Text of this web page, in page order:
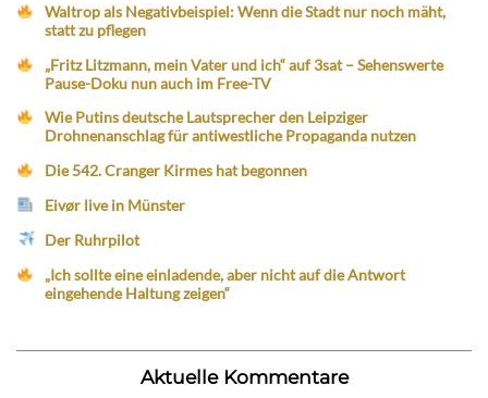
Waltrop als Negativbeispiel: Wenn die Stadt nur noch mäht,
statt zu pflegen
„Fritz Litzmann, mein Vater und ich“ auf 3sat – Sehenswerte
Pause-Doku nun auch im Free-TV
Wie Putins deutsche Lautsprecher den Leipziger
Drohnenanschlag für antiwestliche Propaganda nutzen
Die 542. Cranger Kirmes hat begonnen
Eivør live in Münster
Der Ruhrpilot
„Ich sollte eine einladende, aber nicht auf die Antwort
eingehende Haltung zeigen“
Aktuelle Kommentare